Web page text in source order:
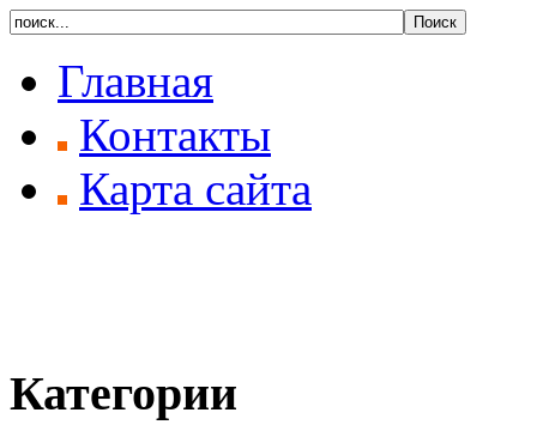
Главная
Контакты
Карта сайта
Категории